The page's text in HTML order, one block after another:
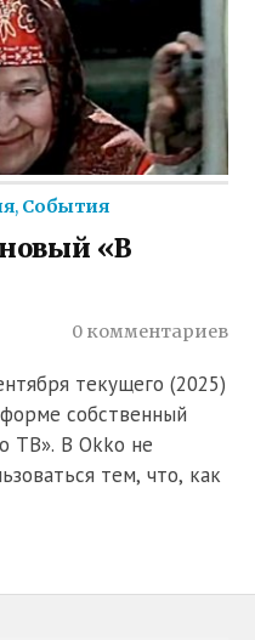
, События
«В
0 комментариев
текущего (2025)
собственный
ТВ». В Okko не
тем, что, как